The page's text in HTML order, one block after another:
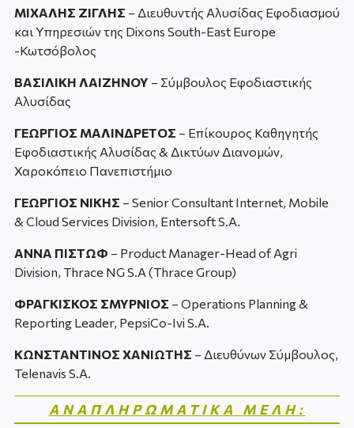
ΜΙΧΑΛΗΣ ΖΙΓΛΗΣ – Διευθυντής Αλυσίδας Εφοδιασμού
και Υπηρεσιών της Dixons South-East Europe
-Κωτσόβολος
ΒΑΣΙΛΙΚΗ ΛΑΙΖΗΝΟΥ – Σύμβουλος Εφοδιαστικής
Αλυσίδας
ΓΕΩΡΓΙΟΣ ΜΑΛΙΝΔΡΕΤΟΣ – Επίκουρος Καθηγητής
Εφοδιαστικής Αλυσίδας & Δικτύων Διανομών,
Χαροκόπειο Πανεπιστήμιο
ΓΕΩΡΓΙΟΣ ΝΙΚΗΣ – Senior Consultant Internet, Mobile
& Cloud Services Division, Entersoft S.A.
ΑΝΝΑ ΠΙΣΤΩΦ – Product Manager-Head of Agri
Division, Thrace NG S.A (Thrace Group)
ΦΡΑΓΚΙΣΚΟΣ ΣΜΥΡΝΙΟΣ – Operations Planning &
Reporting Leader, PepsiCo-Ivi S.A.
ΚΩΝΣΤΑΝΤΙΝΟΣ ΧΑΝΙΩΤΗΣ – Διευθύνων Σύμβουλος,
Telenavis S.A.
ΑΝΑΠΛΗΡΩΜΑΤΙΚΑ ΜΕΛΗ: